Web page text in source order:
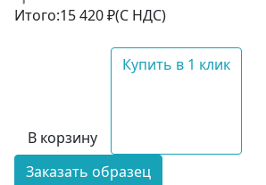
Итого:15 420 ₽(С НДС)
В корзину
Купить в 1 клик
Заказать образец